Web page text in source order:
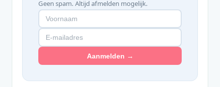
Geen spam. Altijd afmelden mogelijk.
Aanmelden →